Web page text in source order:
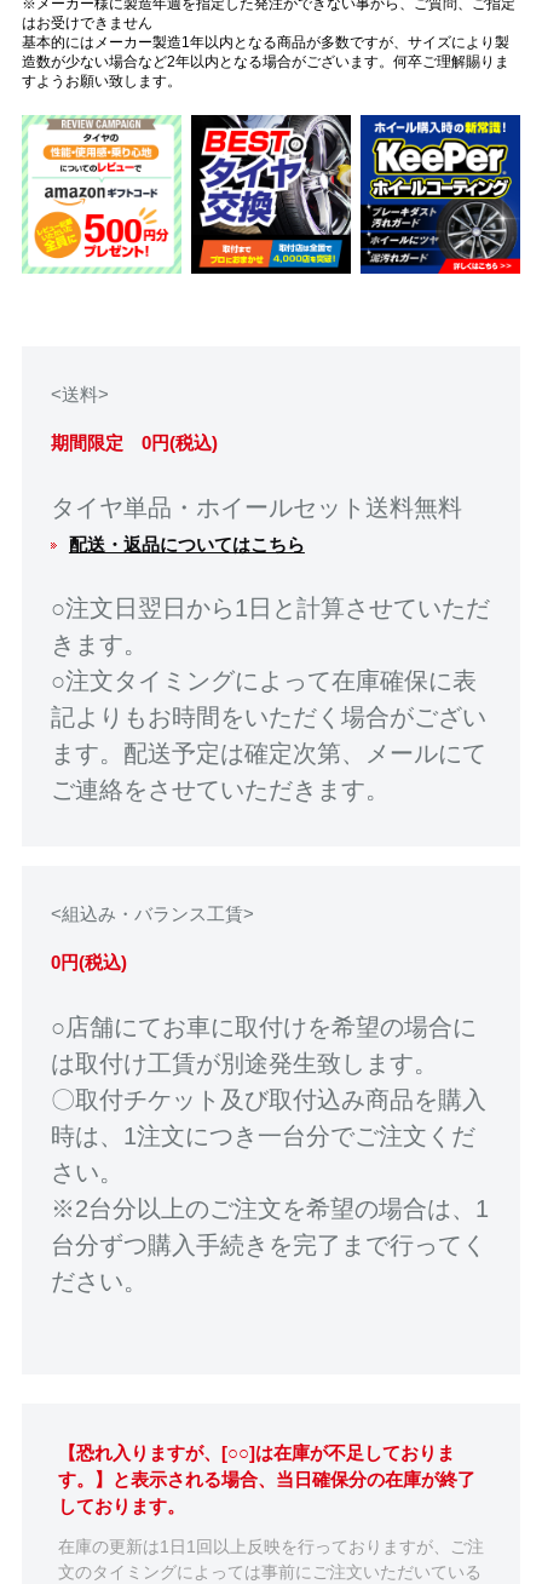
はお受けできません
基本的にはメーカー製造1年以内となる商品が多数ですが、サイズにより製
造数が少ない場合など2年以内となる場合がございます。何卒ご理解賜りま
すようお願い致します。
<送料>
期間限定 0円(税込)
タイヤ単品・ホイールセット送料無料
配送・返品についてはこちら
○注文日翌日から1日と計算させていただ
きます。
○注文タイミングによって在庫確保に表
記よりもお時間をいただく場合がござい
ます。配送予定は確定次第、メールにて
ご連絡をさせていただきます。
<組込み・バランス工賃>
0円(税込)
○店舗にてお車に取付けを希望の場合に
は取付け工賃が別途発生致します。
〇取付チケット及び取付込み商品を購入
時は、1注文につき一台分でご注文くだ
さい。
※2台分以上のご注文を希望の場合は、1
台分ずつ購入手続きを完了まで行ってく
ださい。
【恐れ入りますが、[○○]は在庫が不足しておりま
す。】と表示される場合、当日確保分の在庫が終了
しております。
在庫の更新は1日1回以上反映を行っておりますが、ご注
文のタイミングによっては事前にご注文いただいている